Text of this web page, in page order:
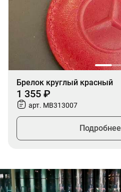
Брелок круглый красный
1 355 ₽
арт. MB313007
Подробнее